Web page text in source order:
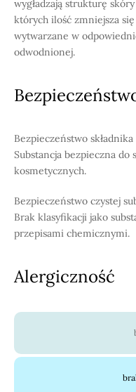
wygładzają strukturę
których ilość zmniejsza
wytwarzane w
odwodnionej.
Bezpieczeństwo składnika
Substancja bezpieczna do
kosmetycznych.
Bezpieczeństwo czystej
Brak klasyfikacji jako
przepisami chemicznymi.
Alergiczność